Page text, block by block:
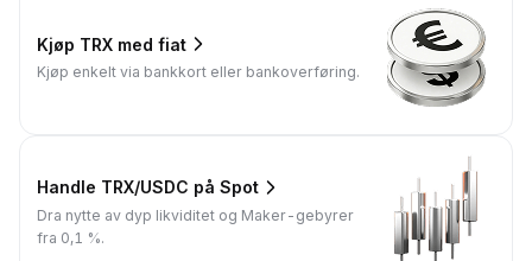
Kjøp TRX med fiat
Kjøp enkelt via bankkort eller bankoverføring.
Handle TRX/USDC på Spot
Dra nytte av dyp likviditet og Maker-gebyrer
fra 0,1 %.